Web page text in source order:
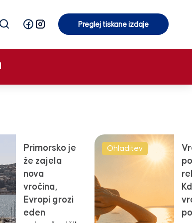
Preglej tiskane izdaje
Primorsko je
že zajela
nova
vročina,
Evropi grozi
eden
Ohladitev